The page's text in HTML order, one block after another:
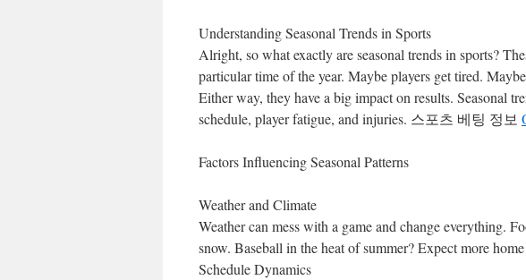
Understanding Seasonal Trends in Sports
Alright, so what exactly are seasonal trends in sports?
particular time of the year. Maybe players get tired.
Either way, they have a big impact on results. Seasonal
schedule, player fatigue, and injuries. 스포츠 베팅 정보
Factors Influencing Seasonal Patterns
Weather and Climate
Weather can mess with a game and change everything.
snow. Baseball in the heat of summer? Expect more
Schedule Dynamics